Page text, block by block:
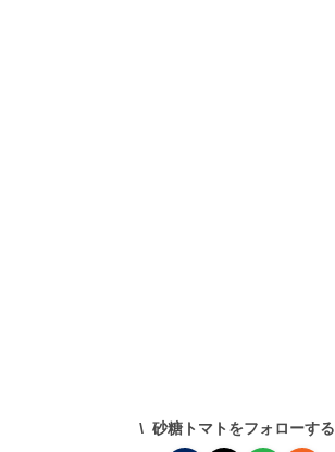
砂糖トマトをフォローする